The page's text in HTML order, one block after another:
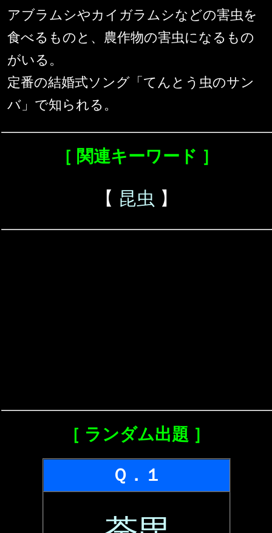
アブラムシやカイガラムシなどの害虫を
食べるものと、農作物の害虫になるもの
がいる。
定番の結婚式ソング「てんとう虫のサン
バ」で知られる。
［ 関連キーワード ］
【 昆虫 】
［ ランダム出題 ］
Ｑ．１